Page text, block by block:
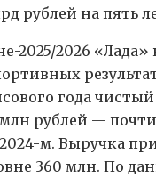
рублей на пять
2025/2026 «Лада»
года
млн рублей — почти
м. Выручка
360 млн. По